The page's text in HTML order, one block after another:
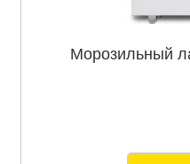
Морозильный